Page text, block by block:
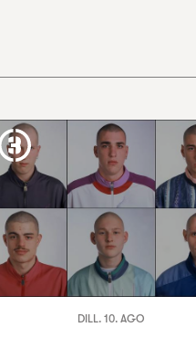
DILL. 10. AGO